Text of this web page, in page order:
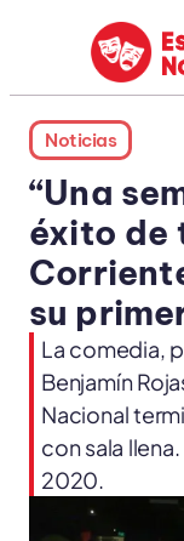
Noticias
“Una
éxito de
su
La comedia,
Benjamín
Nacional
con sala
2020.